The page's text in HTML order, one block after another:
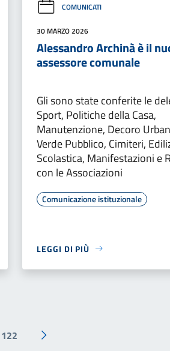
COMUNICATI
30 MARZO 2026
Alessandro Archinà è il
assessore comunale
Gli sono state conferite le
Sport, Politiche della Casa,
Manutenzione, Decoro
Verde Pubblico, Cimiteri,
Scolastica, Manifestazioni e
con le Associazioni
Comunicazione istituzionale
LEGGI DI PIÙ
122
Pagina successiva